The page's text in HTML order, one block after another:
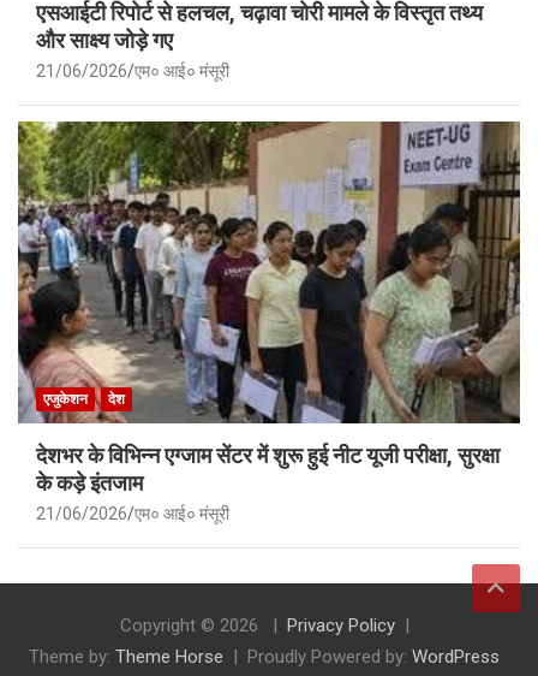
एसआईटी रिपोर्ट से हलचल, चढ़ावा चोरी मामले के विस्तृत तथ्य
और साक्ष्य जोड़े गए
21/06/2026 एम० आई० मंसूरी
एजुकेशन देश
देशभर के विभिन्न एग्जाम सेंटर में शुरू हुई नीट यूजी परीक्षा, सुरक्षा
के कड़े इंतजाम
21/06/2026 एम० आई० मंसूरी
Copyright © 2026
Privacy Policy
Theme by: Theme Horse Proudly Powered by: WordPress